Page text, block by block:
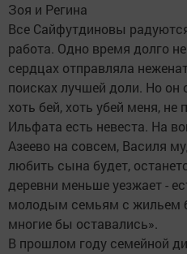
Зоя и Регина
Все Сайфутдиновы
работа. Одно время долго
сердцах отправляла
поисках лучшей доли. Но он
хоть бей, хоть убей меня, не
Ильфата есть невеста. На
Азеево на совсем, Василя
любить сына будет,
деревни меньше уезжает -
молодым семьям с жильем
многие бы оставались».
В прошлом году семейной